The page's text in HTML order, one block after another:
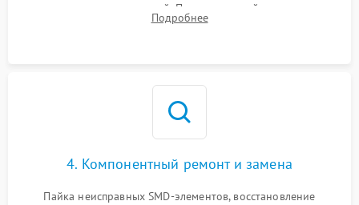
дежурных напряжений. Проверка цепей питания,
мультиконтроллера, процессора и видеочипа.
Подробнее
4. Компонентный ремонт и замена
Пайка неисправных SMD-элементов, восстановление